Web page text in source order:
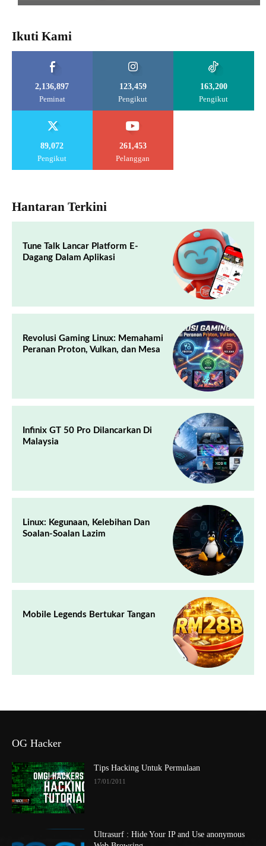
Ikuti Kami
2,136,897
Peminat
123,459
Pengikut
163,200
Pengikut
89,072
Pengikut
261,453
Pelanggan
Hantaran Terkini
Tune Talk Lancar Platform E-
Dagang Dalam Aplikasi
Revolusi Gaming Linux: Memahami
Peranan Proton, Vulkan, dan Mesa
Infinix GT 50 Pro Dilancarkan Di
Malaysia
Linux: Kegunaan, Kelebihan Dan
Soalan-Soalan Lazim
Mobile Legends Bertukar Tangan
OG Hacker
Tips Hacking Untuk Permulaan
17/01/2011
Ultrasurf : Hide Your IP and Use anonymous